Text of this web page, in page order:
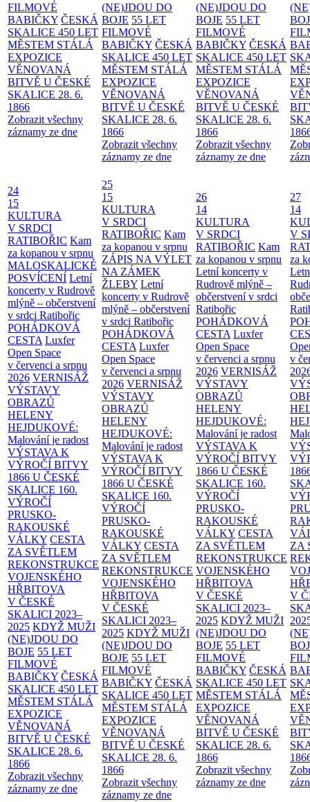
FILMOVÉ
BABIČKY ČESKÁ
SKALICE 450 LET
MĚSTEM STÁLÁ
EXPOZICE
VĚNOVANÁ
BITVĚ U ČESKÉ
SKALICE 28. 6.
1866
Zobrazit všechny
záznamy ze dne
(NE)JDOU DO
BOJE 55 LET
FILMOVÉ
BABIČKY ČESKÁ
SKALICE 450 LET
MĚSTEM STÁLÁ
EXPOZICE
VĚNOVANÁ
BITVĚ U ČESKÉ
SKALICE 28. 6.
1866
Zobrazit všechny
záznamy ze dne
(NE)JDOU DO
BOJE 55 LET
FILMOVÉ
BABIČKY ČESKÁ
SKALICE 450 LET
MĚSTEM STÁLÁ
EXPOZICE
VĚNOVANÁ
BITVĚ U ČESKÉ
SKALICE 28. 6.
1866
Zobrazit všechny
záznamy ze dne
24
15
KULTURA
V SRDCI
RATIBOŘIC Kam
za kopanou v srpnu
MALOSKALICKÉ
POSVÍCENÍ Letní
koncerty v Rudrově
mlýně – občerstvení
v srdci Ratibořic
POHÁDKOVÁ
CESTA Luxfer
Open Space
v červenci a srpnu
2026 VERNISÁŽ
VÝSTAVY
OBRAZŮ
HELENY
HEJDUKOVÉ:
Malování je radost
VÝSTAVA K
VÝROČÍ BITVY
1866 U ČESKÉ
SKALICE 160.
VÝROČÍ
PRUSKO-
RAKOUSKÉ
VÁLKY CESTA
ZA SVĚTLEM
REKONSTRUKCE
VOJENSKÉHO
HŘBITOVA
V ČESKÉ
SKALICI 2023–
2025 KDYŽ MUŽI
(NE)JDOU DO
BOJE 55 LET
FILMOVÉ
BABIČKY ČESKÁ
SKALICE 450 LET
MĚSTEM STÁLÁ
EXPOZICE
VĚNOVANÁ
BITVĚ U ČESKÉ
SKALICE 28. 6.
1866
Zobrazit všechny
záznamy ze dne
25
15
KULTURA
V SRDCI
RATIBOŘIC Kam
za kopanou v srpnu
ZÁPIS NA VÝLET
NA ZÁMEK
ŽLEBY Letní
koncerty v Rudrově
mlýně – občerstvení
v srdci Ratibořic
POHÁDKOVÁ
CESTA Luxfer
Open Space
v červenci a srpnu
2026 VERNISÁŽ
VÝSTAVY
OBRAZŮ
HELENY
HEJDUKOVÉ:
Malování je radost
VÝSTAVA K
VÝROČÍ BITVY
1866 U ČESKÉ
SKALICE 160.
VÝROČÍ
PRUSKO-
RAKOUSKÉ
VÁLKY CESTA
ZA SVĚTLEM
REKONSTRUKCE
VOJENSKÉHO
HŘBITOVA
V ČESKÉ
SKALICI 2023–
2025 KDYŽ MUŽI
(NE)JDOU DO
BOJE 55 LET
FILMOVÉ
BABIČKY ČESKÁ
SKALICE 450 LET
MĚSTEM STÁLÁ
EXPOZICE
VĚNOVANÁ
BITVĚ U ČESKÉ
SKALICE 28. 6.
1866
Zobrazit všechny
záznamy ze dne
26
14
KULTURA
V SRDCI
RATIBOŘIC Kam
za kopanou v srpnu
Letní koncerty v
Rudrově mlýně –
občerstvení v srdci
Ratibořic
POHÁDKOVÁ
CESTA Luxfer
Open Space
v červenci a srpnu
2026 VERNISÁŽ
VÝSTAVY
OBRAZŮ
HELENY
HEJDUKOVÉ:
Malování je radost
VÝSTAVA K
VÝROČÍ BITVY
1866 U ČESKÉ
SKALICE 160.
VÝROČÍ
PRUSKO-
RAKOUSKÉ
VÁLKY CESTA
ZA SVĚTLEM
REKONSTRUKCE
VOJENSKÉHO
HŘBITOVA
V ČESKÉ
SKALICI 2023–
2025 KDYŽ MUŽI
(NE)JDOU DO
BOJE 55 LET
FILMOVÉ
BABIČKY ČESKÁ
SKALICE 450 LET
MĚSTEM STÁLÁ
EXPOZICE
VĚNOVANÁ
BITVĚ U ČESKÉ
SKALICE 28. 6.
1866
Zobrazit všechny
záznamy ze dne
27
14
V
za
v
ZA
V